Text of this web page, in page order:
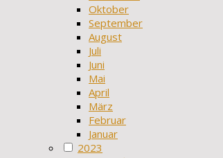
Oktober
September
August
Juli
Juni
Mai
April
März
Februar
Januar
2023